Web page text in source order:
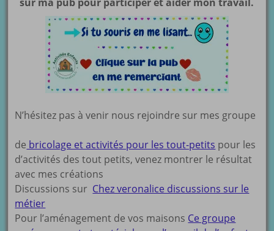
N’hésitez pas à venir nous rejoindre sur mes groupe
de bricolage et activités pour les tout-petits pour les
d’activités des tout petits, venez montrer le résultat
avec mes créations
Discussions sur Chez veronalice discussions sur le
métier
Pour l’aménagement de vos maisons Ce groupe